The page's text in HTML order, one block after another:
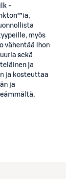
-
myös
vähentää ihon
sekä
ja
ja kosteuttaa
ja